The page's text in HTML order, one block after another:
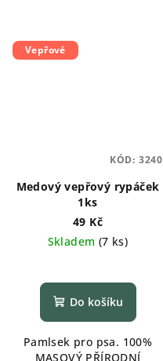
Vepřové
Medový vepřový rypáček
1ks
49 Kč
Skladem (7 ks)
Do košíku
Pamlsek pro psa. 100%
MASOVÝ PŘÍRODNÍ
KÓD: 3240